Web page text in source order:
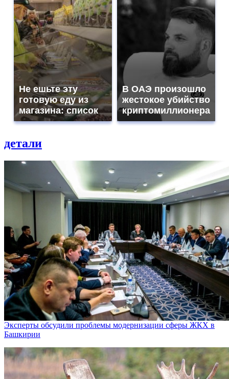
Не ешьте эту
готовую еду из
магазина: список
В ОАЭ произошло
жестокое убийство
криптомиллионера
детали
Эксперты обсудили проблемы модернизации сферы ЖКХ в
Башкирии